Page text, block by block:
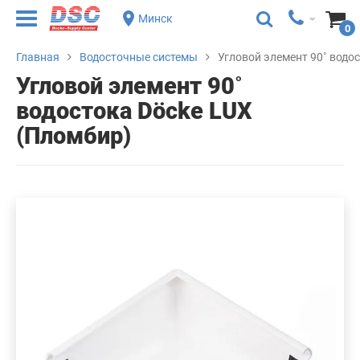
Минск
0
Главная Водосточные системы Угловой элемент 90˚
Угловой элемент 90˚
водостока Döcke LUX
(Пломбир)